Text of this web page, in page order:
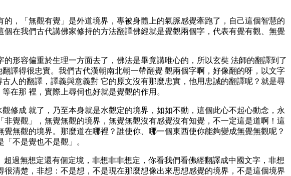
，「無觀有覺」是外道境界，專被身體上的氣脈感覺牽跑了，自己這個智慧的
在我們古代講佛家修持的方法翻譯佛經就是覺觀兩個字，代表有覺有觀、無覺
形容偏重於生理一方面去了，佛法是畢竟講唯心的，所以玄奘 法師的翻譯到了
譯得很忠實。我們古代漢朝南北朝一帶翻覺 觀兩個字啊，好像翻的呀，以文字
人的翻譯，譯義與意義對 它的原文沒有那麼忠實，他用忠誠的翻譯呢？就是尋
在那 裡，實際上尋伺也好就是覺觀的作用。
修成 就了，乃至本身就是水觀定的境界，如如不動，這個此心不起心動念，永
覺觀」，無覺無觀的境界，無覺無觀沒有感覺沒有知覺，不一定這是道啊！這
無觀的境界。那麼道在哪裡？誰使你、哪一個東西使你能夠變成無覺無觀呢？
不是覺也不是觀」。
過無想定還有個定境，非想非非想定，你看我們看佛經翻譯成中國文字，非想
清楚，非想：不是想，不是現在那麼想像出來思想感覺的境界，不是這個境界